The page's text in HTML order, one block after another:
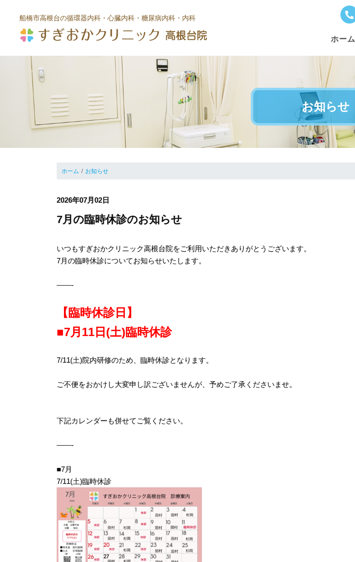
船橋市高根台の循環器内科・心臓内科 ・糖尿病内科・内科
ホーム
お知らせ
ホーム お知らせ
2026年07月02日
7月の臨時休診のお知らせ
いつもすぎおかクリニック高根台院をご利用いただきありがとうございます。
7月の臨時休診についてお知らせいたします。
——-
【臨時休診日】
■7月11日(土)臨時休診
7/11(土)院内研修のため、臨時休診となります。
ご不便をおかけし大変申し訳ございませんが、予めご了承くださいませ。
下記カレンダーも併せてご覧ください。
——-
■7月
7/11(土)臨時休診